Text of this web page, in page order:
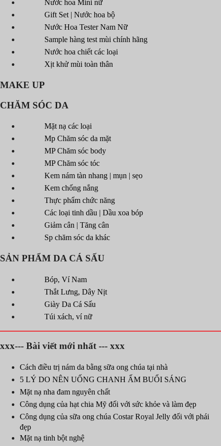
Nước hoa Mini nữ
Gift Set | Nước hoa bộ
Nước Hoa Tester Nam Nữ
Sample hàng test mùi chính hãng
Nước hoa chiết các loại
Xịt khử mùi toàn thân
MAKE UP
CHĂM SÓC DA
Mặt nạ các loại
Mp Chăm sóc da mặt
MP Chăm sóc body
MP Chăm sóc tóc
Kem nám tàn nhang | mụn | sẹo
Kem chống nắng
Thực phẩm chức năng
Các loại tinh dầu | Dầu xoa bóp
Giảm cân | Tăng cân
Sp chăm sóc da khác
SẢN PHẨM DA CÁ SẤU
Bóp, Ví Nam
Thắt Lưng, Dây Nịt
Giày Da Cá Sấu
Túi xách, ví nữ
xxx--- Bài viết mới nhất --- xxx
Cách điều trị nám da bằng sữa ong chúa tại nhà
5 LÝ DO NÊN UỐNG CHANH ẤM BUỔI SÁNG
Mặt nạ nha đam nguyên chất
Công dụng của hạt chia Mỹ đối với sức khỏe và làm đẹp
Công dụng của sữa ong chúa Costar Royal Jelly đối với phái
đẹp
Mặt nạ tinh bột nghệ